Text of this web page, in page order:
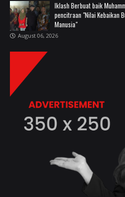
Iklash Berbuat baik
pencitraan "Nilai Kebaikan
Manusia"
August 06, 2026